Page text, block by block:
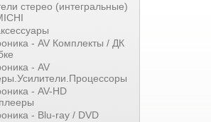
стерео (интегральные)
- AV Комплекты / ДК
- AV
- AV-HD
- Blu-ray / DVD